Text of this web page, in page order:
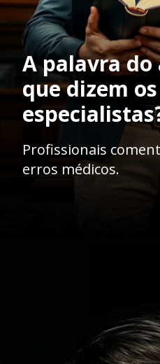
A palavra do
que dizem os
Profissionais
erros médicos.